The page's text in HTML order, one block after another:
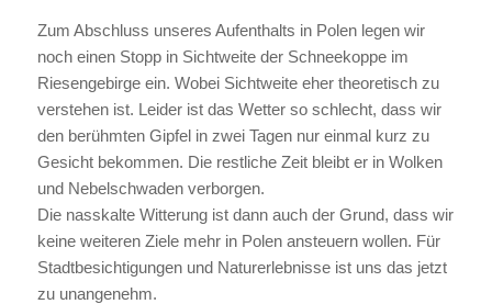
Zum Abschluss unseres Aufenthalts in Polen legen wir
noch einen Stopp in Sichtweite der Schneekoppe im
Riesengebirge ein. Wobei Sichtweite eher theoretisch zu
verstehen ist. Leider ist das Wetter so schlecht, dass wir
den berühmten Gipfel in zwei Tagen nur einmal kurz zu
Gesicht bekommen. Die restliche Zeit bleibt er in Wolken
und Nebelschwaden verborgen.
Die nasskalte Witterung ist dann auch der Grund, dass wir
keine weiteren Ziele mehr in Polen ansteuern wollen. Für
Stadtbesichtigungen und Naturerlebnisse ist uns das jetzt
zu unangenehm.